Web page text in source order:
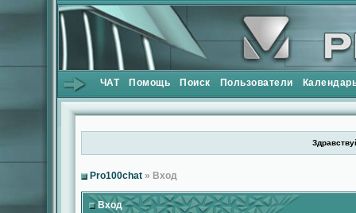
ЧАТ Помощь Поиск Пользователи
Pro100chat » Вход
Вход